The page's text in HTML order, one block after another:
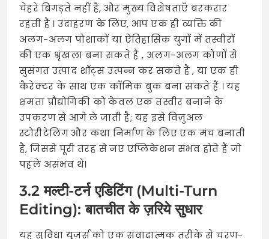
चेहरे बिगड़ते नहीं हैं, और मुख्य विशेषताएँ बरकरार
रहती हैं । उदाहरण के लिए, आप एक ही व्यक्ति की
अलग-अलग पोशाकों या ऐतिहासिक युगों में तस्वीरों
की एक श्रृंखला बना सकते हैं, अलग-अलग कोणों से
सुसंगत उत्पाद शॉट्स उत्पन्न कर सकते हैं, या एक ही
कैरेक्टर के साथ एक कॉमिक बुक बना सकते हैं । यह
क्षमता प्रौद्योगिकी को केवल एक तस्वीर बनाने के
उपकरण से आगे ले जाती है; यह इसे विज़ुअल
स्टोरीटेलिंग और कथा निर्माण के लिए एक मंच बनाती
है, जिससे पूरी तरह से नए एप्लिकेशन संभव होते हैं जो
पहले असंभव थे।
3.2 मल्टी-टर्न एडिटिंग (Multi-Turn
Editing): बातचीत के ज़रिये सुधार
यह सुविधा यूज़र्स को एक संवादात्मक तरीके से चरण-